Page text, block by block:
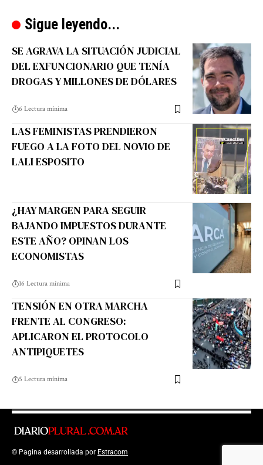
Sigue leyendo...
SE AGRAVA LA SITUACIÓN JUDICIAL
DEL EXFUNCIONARIO QUE TENÍA
DROGAS Y MILLONES DE DÓLARES
6 Lectura mínima
LAS FEMINISTAS PRENDIERON
FUEGO A LA FOTO DEL NOVIO DE
LALI ESPOSITO
¿HAY MARGEN PARA SEGUIR
BAJANDO IMPUESTOS DURANTE
ESTE AÑO? OPINAN LOS
ECONOMISTAS
16 Lectura mínima
TENSIÓN EN OTRA MARCHA
FRENTE AL CONGRESO:
APLICARON EL PROTOCOLO
ANTIPIQUETES
5 Lectura mínima
© Pagina desarrollada por Estracom